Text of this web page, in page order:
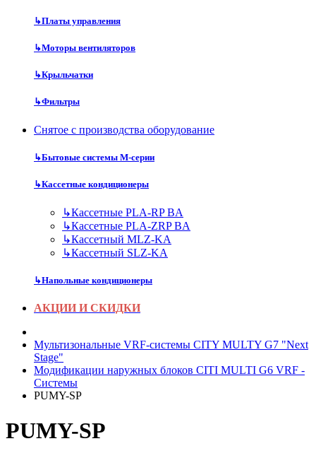
↳Платы управления
↳Моторы вентиляторов
↳Крыльчатки
↳Фильтры
Снятое с производства оборудование
↳Бытовые системы M-серии
↳Кассетные кондиционеры
↳Кассетные PLA-RP BA
↳Кассетные PLA-ZRP BA
↳Кассетный MLZ-KA
↳Кассетный SLZ-KA
↳Напольные кондиционеры
АКЦИИ И СКИДКИ
Мультизональные VRF-системы CITY MULTY G7 "Next
Stage"
Модификации наружных блоков CITI MULTI G6 VRF -
Системы
PUMY-SP
PUMY-SP